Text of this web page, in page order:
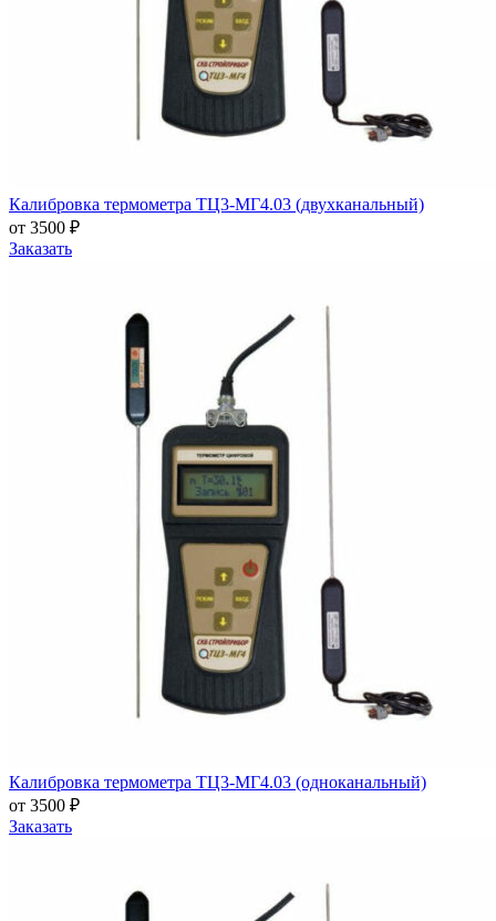
Калибровка термометра ТЦ3-МГ4.03 (двухканальный)
от 3500 ₽
Заказать
Калибровка термометра ТЦ3-МГ4.03 (одноканальный)
от 3500 ₽
Заказать